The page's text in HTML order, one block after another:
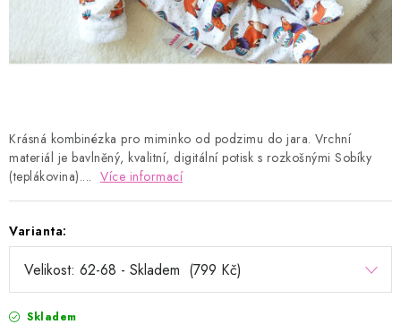
Proč AMÁLKA?
Doprava a platba
Tabulka velikostí
Postup pro vrácení a výměnu
Velkoobchod
Obchodní podmínky
Krásná kombinézka pro miminko od podzimu do jara. Vrchní
materiál je bavlněný, kvalitní, digitální potisk s rozkošnými Sobíky
(teplákovina).... Více informací
Varianta:
Skladem